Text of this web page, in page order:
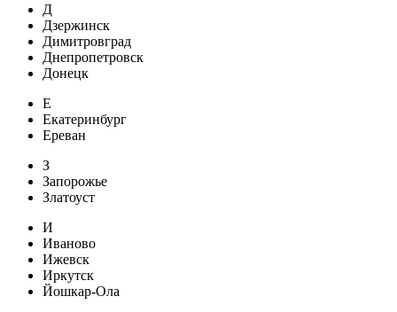
Д
Дзержинск
Димитровград
Днепропетровск
Донецк
Е
Екатеринбург
Ереван
З
Запорожье
Златоуст
И
Иваново
Ижевск
Иркутск
Йошкар-Ола